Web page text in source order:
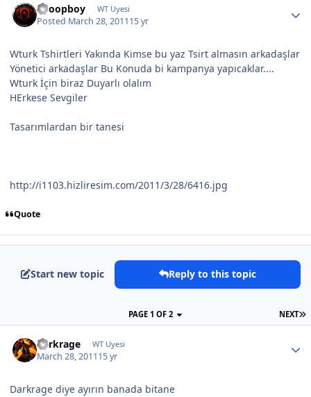
Snoopboy WT Uyesi
Posted March 28, 201115 yr
Wturk Tshirtleri Yakında Kimse bu yaz Tsirt almasın arkadaşlar
Yönetici arkadaşlar Bu Konuda bi kampanya yapıcaklar....
Wturk İçin biraz Duyarlı olalım
HErkese Sevgiler
Tasarımlardan bir tanesi
http://i1103.hizliresim.com/2011/3/28/6416.jpg
Quote
Start new topic Reply to this topic
NEXT
PAGE 1 OF 2
darkrage WT Uyesi
March 28, 201115 yr
Darkrage diye ayırın banada bitane